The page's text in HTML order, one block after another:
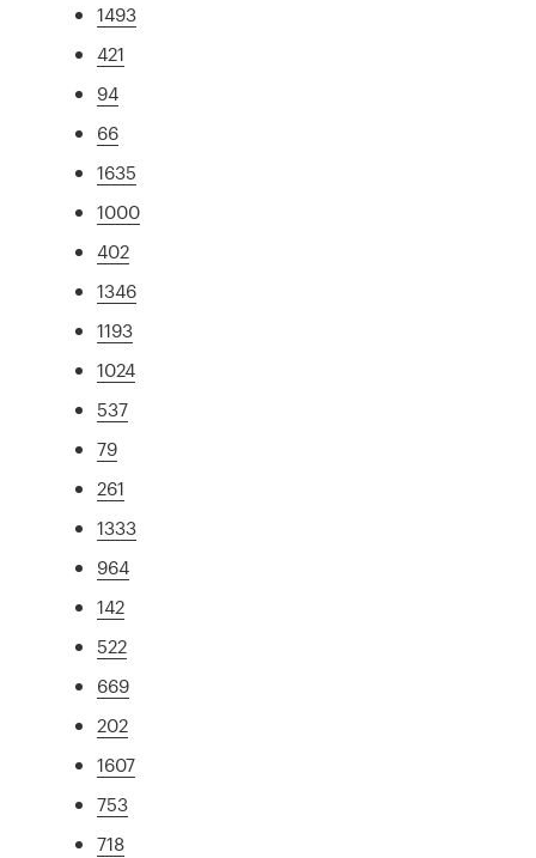
1493
421
94
66
1635
1000
402
1346
1193
1024
537
79
261
1333
964
142
522
669
202
1607
753
718